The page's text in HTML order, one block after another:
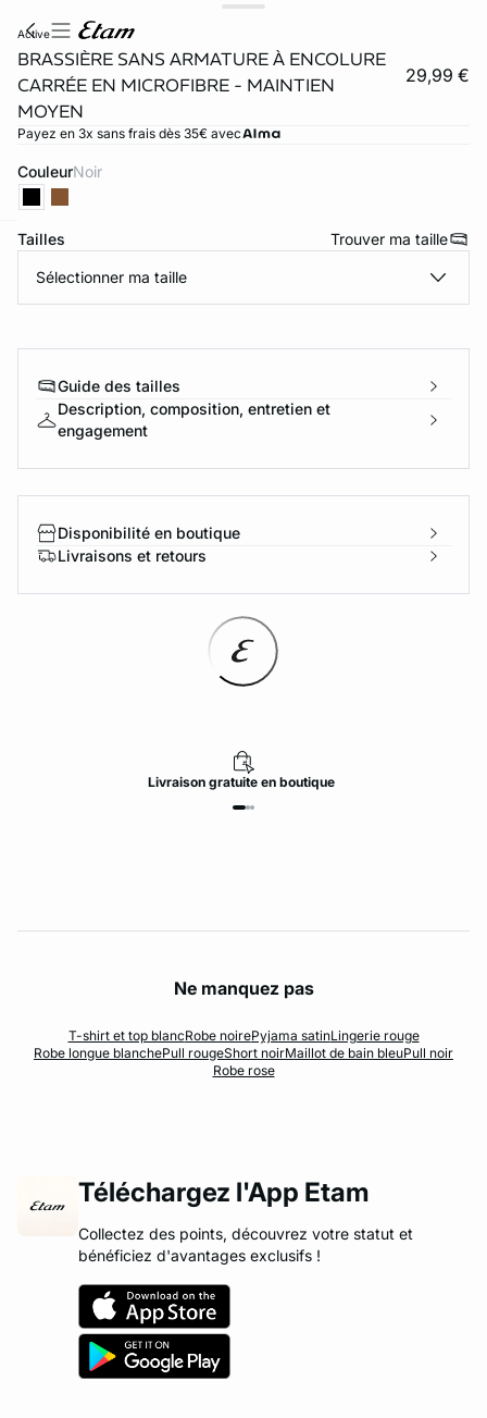
active
BRASSIÈRE SANS ARMATURE À ENCOLURE
CARRÉE EN MICROFIBRE - MAINTIEN
MOYEN
29,99 €
Payez en 3x sans frais dès 35€ avec
Couleur noir
Tailles Trouver ma taille
Sélectionner ma taille
Guide des tailles
Description, composition, entretien et
engagement
Disponibilité en boutique
Livraisons et retours
Livraisongratuiteen boutique
Ne manquez pas
T-shirt et top blancRobe noirePyjama satinLingerie rouge
Robe longue blanchePull rougeShort noirMaillot de bain bleuPull noir
Robe rose
Téléchargez l'App Etam
Collectez des points, découvrez votre statut et
bénéficiez d'avantages exclusifs !